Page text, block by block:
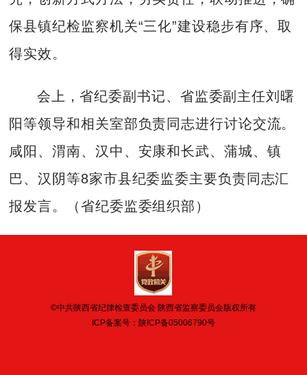
保县镇纪检监察机关“三化”建设稳步有序、取
得实效。
会上，省纪委副书记、省监委副主任刘曙
阳等领导和相关室部负责同志进行讨论交流。
咸阳、渭南、汉中、安康和长武、蒲城、镇
巴、汉阴等8家市县纪委监委主要负责同志汇
报发言。（省纪委监委组织部）
©中共陕西省纪律检查委员会 陕西省监察委员会版权所有
ICP备案号： 陕ICP备05006790号